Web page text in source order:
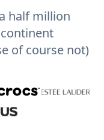
half million
of course not)